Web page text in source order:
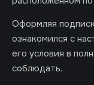
Оформляя
ознакомился с
его условия в
соблюдать.